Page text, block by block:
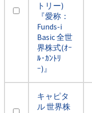
トリー)
『愛称：
Funds-i
Basic 全世
界株式(ｵｰ
ﾙ･ｶﾝﾄﾘ
ｰ)』
キャピタ
ル 世界株